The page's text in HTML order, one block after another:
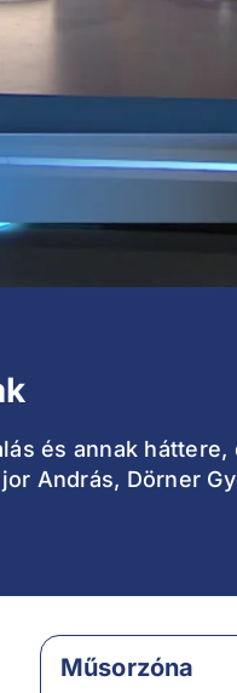
és annak
András, Dörner
Műsorzóna